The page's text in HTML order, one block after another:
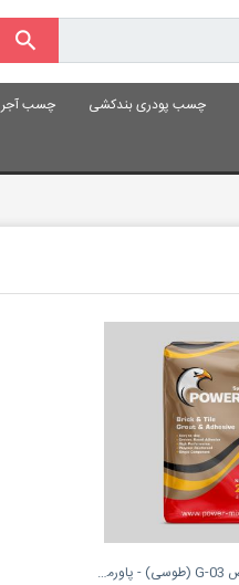
چسب پودری بندکشی چسب آجر
خرید چسب مخصوص G-03 (طوسی) - پاورمیکس